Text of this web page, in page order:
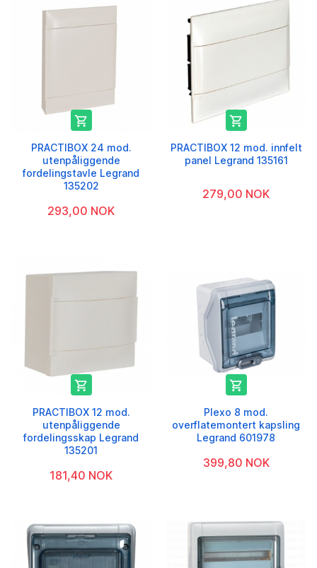

PRACTIBOX 24 mod.
utenpåliggende
fordelingstavle Legrand
135202
293,00 NOK

PRACTIBOX 12 mod. innfelt
panel Legrand 135161
279,00 NOK

PRACTIBOX 12 mod.
utenpåliggende
fordelingsskap Legrand
135201
181,40 NOK

Plexo 8 mod.
overflatemontert kapsling
Legrand 601978
399,80 NOK